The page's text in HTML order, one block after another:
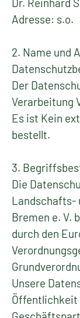
Adresse: s.o.
2. Name und
Der
Verarbeitung
Es ist Kein
bestellt.
3.
Die
Landschafts-
Bremen e. V.
durch den
Unsere
Öffentlichkeit